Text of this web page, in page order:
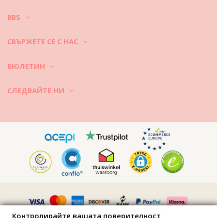
BBS
СВЪРЖЕТЕ СЕ С НАС
БЮЛЕТИН
СЛЕДВАЙТЕ НИ
Контролирайте вашата поверителност